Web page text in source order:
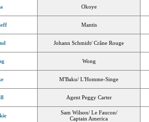
Okoye
Mantis
Johann Schmidt/ Crâne Rouge
Wong
M'Baku/ L'Homme-Singe
Agent Peggy Carter
Sam Wilson/ Le Faucon/
Captain America